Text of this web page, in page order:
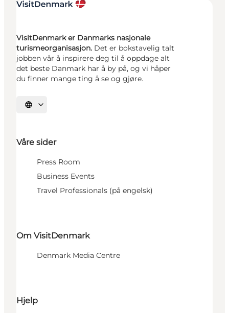
VisitDenmark er Danmarks nasjonale
turismeorganisasjon. Det er bokstavelig talt
jobben vår å inspirere deg til å oppdage alt
det beste Danmark har å by på, og vi håper
du finner mange ting å se og gjøre.
Velg språk
Våre sider
Press Room
Business Events
Travel Professionals (på engelsk)
Om VisitDenmark
Denmark Media Centre
Hjelp